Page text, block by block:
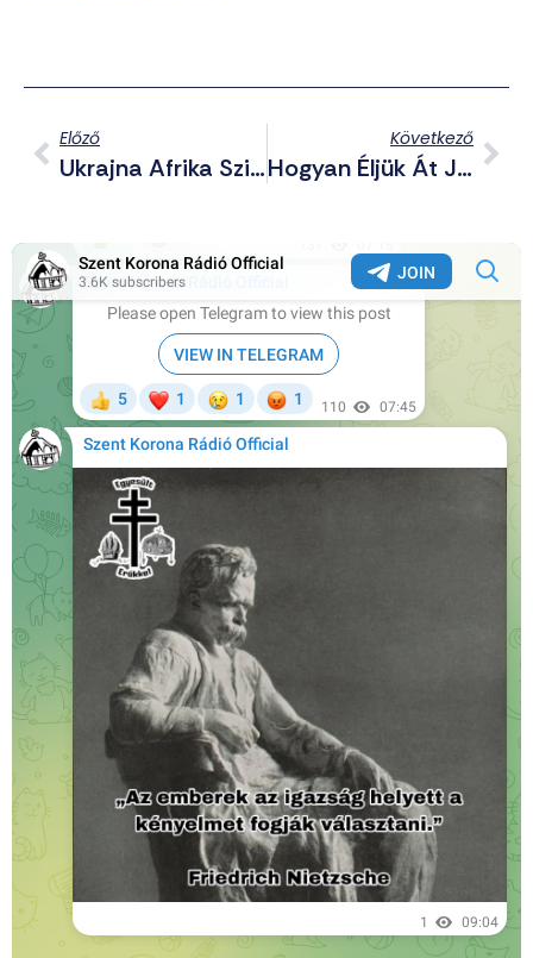
Előző
Ukrajna Afrika Szintjére Süllyedhet Le
Következő
Hogyan Éljük Át Jézus Krisztus Születésének Misztériumát? Barsi Balázs Atya Gondolatai Utat Mutatnak